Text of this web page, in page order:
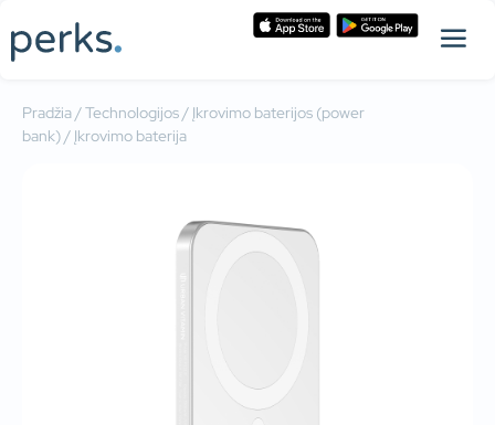
Pradžia/Technologijos/ Įkrovimo baterijos (power
bank)/ Įkrovimo baterija